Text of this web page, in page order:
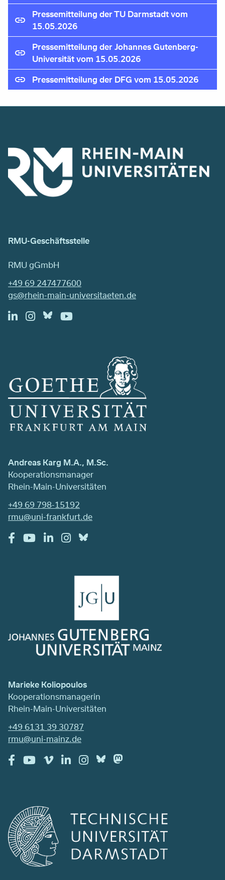
Pressemitteilung der TU Darmstadt vom
15.05.2026
Pressemitteilung der Johannes Gutenberg-
Universität vom 15.05.2026
Pressemitteilung der DFG vom 15.05.2026
RMU-Geschäftsstelle
RMU gGmbH
+49 69 247477600
gs@rhein-main-universitaeten.de
Andreas Karg M.A., M.Sc.
Kooperationsmanager
Rhein-Main-Universitäten
+49 69 798-15192
rmu@uni-frankfurt.de
Marieke Koliopoulos
Kooperationsmanagerin
Rhein-Main-Universitäten
+49 6131 39 30787
rmu@uni-mainz.de